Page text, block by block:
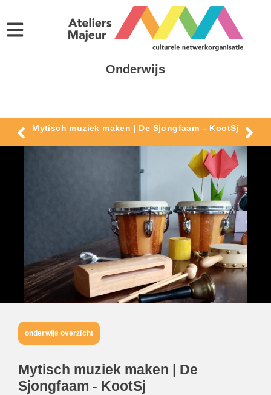
Onderwijs
Mytisch muziek maken | De Sjongfaam – KootSj
onderwijs overzicht
Mytisch muziek maken | De
Sjongfaam - KootSj